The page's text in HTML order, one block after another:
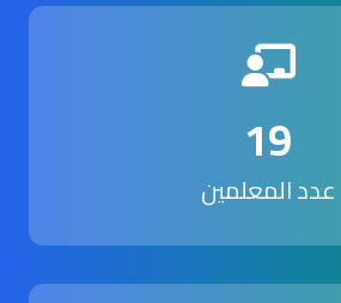
19
عدد المعلمين